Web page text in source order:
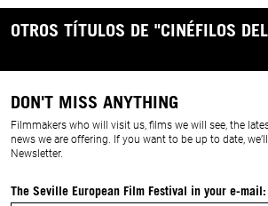
OTROS TÍTULOS DE "CINÉFILOS
DON'T MISS ANYTHING
Filmmakers who will visit us, films we will see, the
news we are offering. If you want to be up to date,
Newsletter.
The Seville European Film Festival in your e-mail: